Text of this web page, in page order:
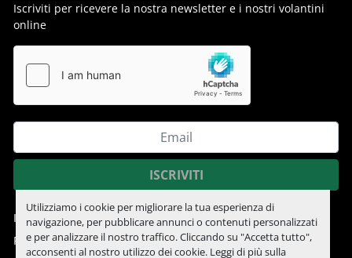
Utilizziamo i cookie per migliorare la tua esperienza di
navigazione, per pubblicare annunci o contenuti personalizzati
e per analizzare il nostro traffico. Cliccando su "Accetta tutto",
acconsenti al nostro utilizzo dei cookie. Leggi di più sulla
Iscriviti per ricevere la nostra newsletter e i nostri volantini
online
ISCRIVITI
Informativa sulla privacy
Personalizza le preferenze sui Cookies